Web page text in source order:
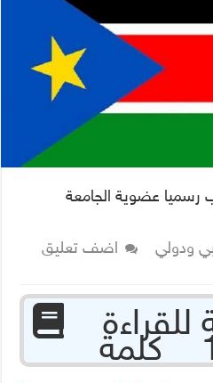
رسميا عضوية الجامعة
ودولي
اضف تعليق